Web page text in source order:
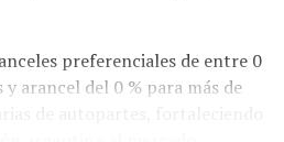
preferenciales de entre 0
arancel del 0 % para más de